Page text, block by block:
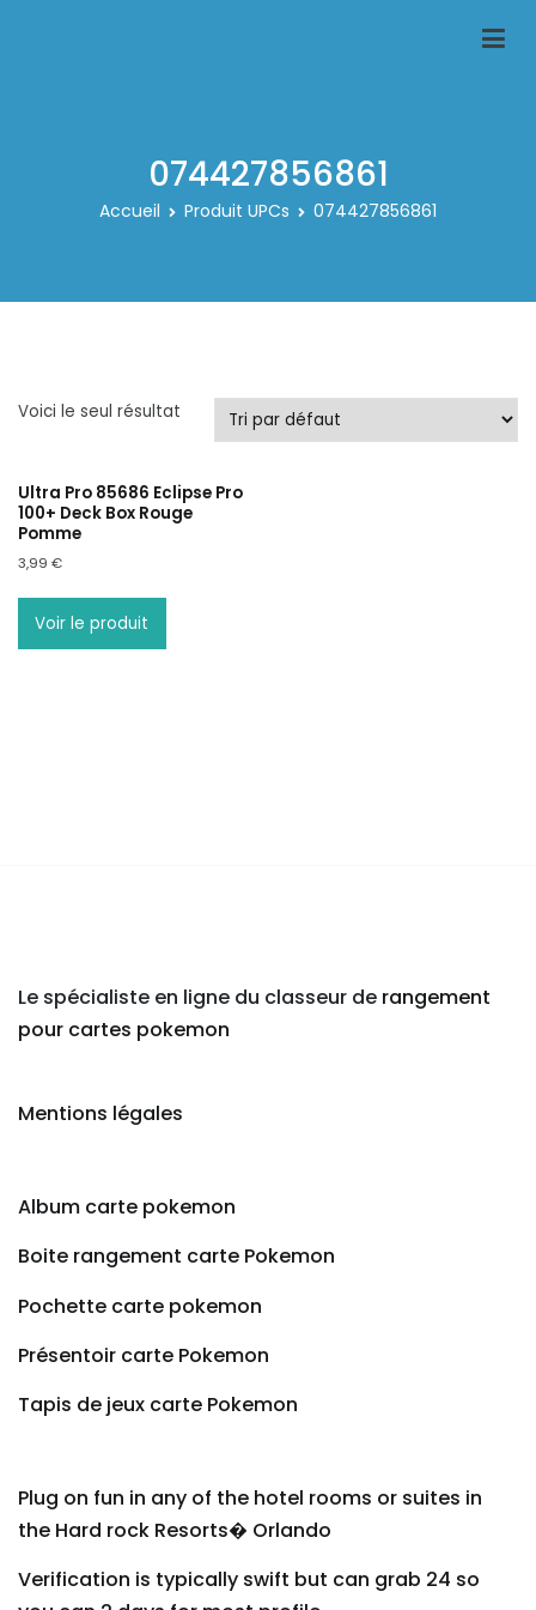
074427856861
Accueil Produit UPCs 074427856861
Voici le seul résultat
Ultra Pro 85686 Eclipse Pro
100+ Deck Box Rouge
Pomme
3,99 €
Voir le produit
Le spécialiste en ligne du classeur de rangement
pour cartes pokemon
Mentions légales
Album carte pokemon
Boite rangement carte Pokemon
Pochette carte pokemon
Présentoir carte Pokemon
Tapis de jeux carte Pokemon
Plug on fun in any of the hotel rooms or suites in
the Hard rock Resorts� Orlando
Verification is typically swift but can grab 24 so